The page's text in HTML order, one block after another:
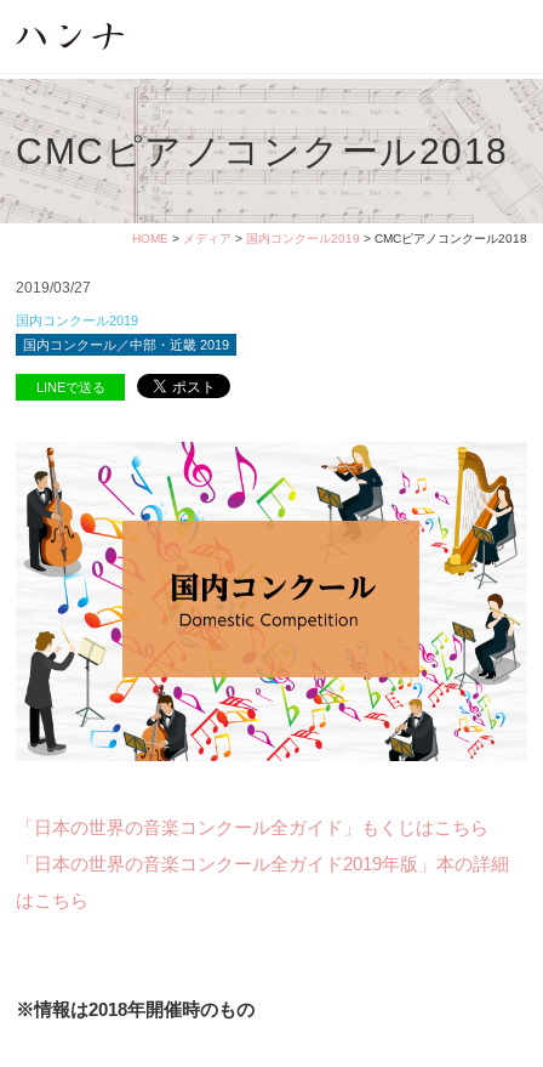
CMCピアノコンクール2018
HOME > メディア > 国内コンクール2019 > CMCピアノコンクール2018
2019/03/27
国内コンクール2019
国内コンクール／中部・近畿 2019
LINEで送る
「日本の世界の音楽コンクール全ガイド」もくじはこちら
「日本の世界の音楽コンクール全ガイド2019年版」本の詳細
はこちら
※情報は2018年開催時のもの